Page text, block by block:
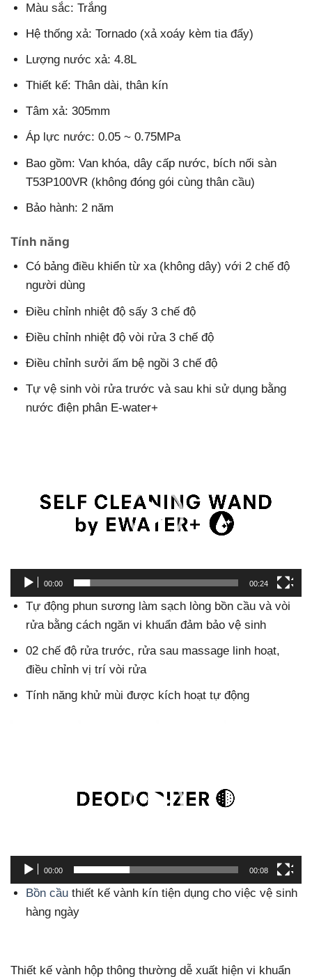
Màu sắc: Trắng
Hệ thống xả: Tornado (xả xoáy kèm tia đẩy)
Lượng nước xả: 4.8L
Thiết kế: Thân dài, thân kín
Tâm xả: 305mm
Áp lực nước: 0.05 ~ 0.75MPa
Bao gồm: Van khóa, dây cấp nước, bích nối sàn
T53P100VR (không đóng gói cùng thân cầu)
Bảo hành: 2 năm
Tính năng
Có bảng điều khiển từ xa (không dây) với 2 chế độ
người dùng
Điều chỉnh nhiệt độ sấy 3 chế độ
Điều chỉnh nhiệt độ vòi rửa 3 chế độ
Điều chỉnh sưởi ấm bệ ngồi 3 chế độ
Tự vệ sinh vòi rửa trước và sau khi sử dụng bằng
nước điện phân E-water+
00:00 00:24
Tự động phun sương làm sạch lòng bồn cầu và vòi
rửa bằng cách ngăn vi khuẩn đảm bảo vệ sinh
02 chế độ rửa trước, rửa sau massage linh hoạt,
điều chỉnh vị trí vòi rửa
Tính năng khử mùi được kích hoạt tự động
00:00 00:08
Bồn cầuthiết kế vành kín tiện dụng cho việc vệ sinh
hàng ngày
Thiết kế vành hộp thông thường dễ xuất hiện vi khuẩn